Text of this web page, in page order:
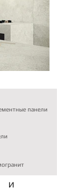
панели
И